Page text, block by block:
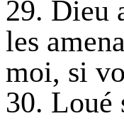
29. Dieu
les
moi, si
30. Loué